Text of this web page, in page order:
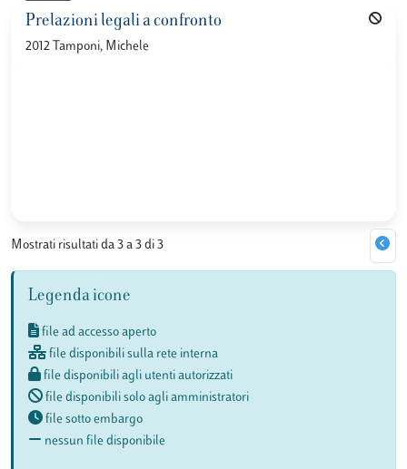
Prelazioni legali a confronto
2012 Tamponi, Michele
Mostrati risultati da 3 a 3 di 3
Legenda icone
file ad accesso aperto
file disponibili sulla rete interna
file disponibili agli utenti autorizzati
file disponibili solo agli amministratori
file sotto embargo
nessun file disponibile